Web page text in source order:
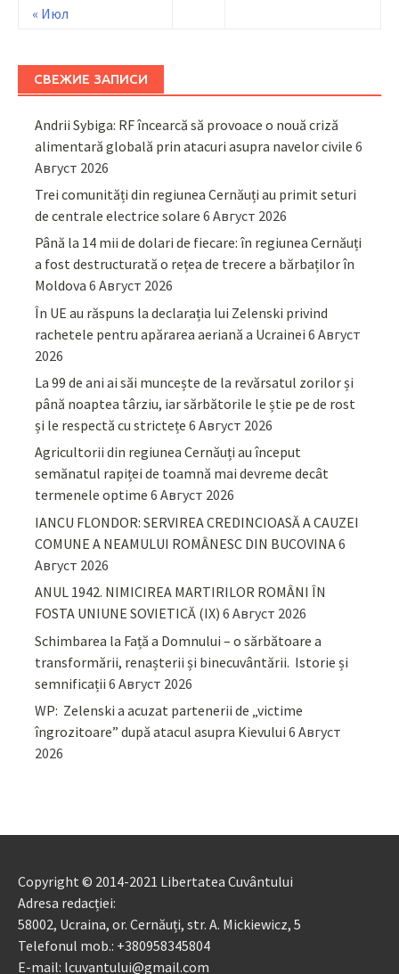
« Июл
СВЕЖИЕ ЗАПИСИ
Andrii Sybiga: RF încearcă să provoace o nouă criză
alimentară globală prin atacuri asupra navelor civile 6
Август 2026
Trei comunități din regiunea Cernăuți au primit seturi
de centrale electrice solare 6 Август 2026
Până la 14 mii de dolari de fiecare: în regiunea Cernăuți
a fost destructurată o rețea de trecere a bărbaților în
Moldova 6 Август 2026
În UE au răspuns la declarația lui Zelenski privind
rachetele pentru apărarea aeriană a Ucrainei 6 Август
2026
La 99 de ani ai săi muncește de la revărsatul zorilor și
până noaptea târziu, iar sărbătorile le știe pe de rost
și le respectă cu strictețe 6 Август 2026
Agricultorii din regiunea Cernăuți au început
semănatul rapiței de toamnă mai devreme decât
termenele optime 6 Август 2026
IANCU FLONDOR: SERVIREA CREDINCIOASĂ A CAUZEI
COMUNE A NEAMULUI ROMÂNESC DIN BUCOVINA6
Август 2026
ANUL 1942. NIMICIREA MARTIRILOR ROMÂNI ÎN
FOSTA UNIUNE SOVIETICĂ (IX) 6 Август 2026
Schimbarea la Față a Domnului – o sărbătoare a
transformării, renașterii și binecuvântării. Istorie și
semnificații 6 Август 2026
WP: Zelenski a acuzat partenerii de „victime
îngrozitoare” după atacul asupra Kievului 6 Август
2026
Copyright © 2014-2021 Libertatea Cuvântului
Adresa redacției:
58002, Ucraina, or. Cernăuți, str. A. Mickiewicz, 5
Telefonul mob.: +380958345804
E-mail: lcuvantului@gmail.com